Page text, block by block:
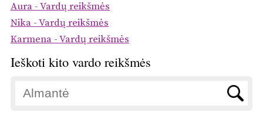
Aura - Vardų reikšmės
Nika - Vardų reikšmės
Karmena - Vardų reikšmės
Ieškoti kito vardo reikšmės